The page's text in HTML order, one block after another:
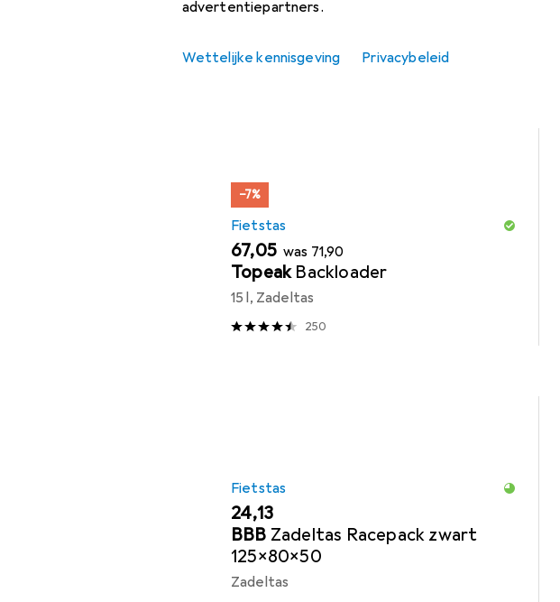
advertentiepartners.
Wettelijke kennisgeving Privacybeleid
Populair
Sorteren op
Relevantie
−7%
Fietstas
EUR
67,05 was EUR
71,90
Topeak Backloader
15 l, Zadeltas
250
Fietstas
EUR
24,13
BBB Zadeltas Racepack zwart
125x80x50
Zadeltas